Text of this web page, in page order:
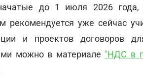
до 1 июля 2026
рекомендуется уже сейчас
и проектов договоров
можно в материале "НДС в